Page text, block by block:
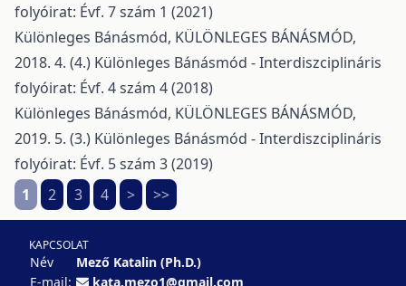
folyóirat: Évf. 7 szám 1 (2021)
Különleges Bánásmód, KÜLÖNLEGES BÁNÁSMÓD,
2018. 4. (4.) Különleges Bánásmód - Interdiszciplináris
folyóirat: Évf. 4 szám 4 (2018)
Különleges Bánásmód, KÜLÖNLEGES BÁNÁSMÓD,
2019. 5. (3.) Különleges Bánásmód - Interdiszciplináris
folyóirat: Évf. 5 szám 3 (2019)
1
2 3 4 > >>
KAPCSOLAT
Név
Mező Katalin (Ph.D.)
E-mail:
kata.mezo1@gmail.com